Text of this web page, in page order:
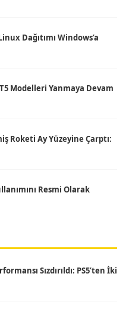
Dağıtımı Windows’a
Modelleri Yanmaya Devam
Roketi Ay Yüzeyine Çarptı:
Resmi Olarak
Sızdırıldı: PS5’ten İki